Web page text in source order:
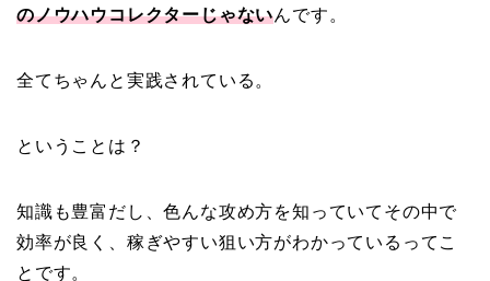
のノウハウコレクターじゃないんです。
全てちゃんと実践されている。
ということは？
知識も豊富だし、色んな攻め方を知っていてその中で
効率が良く、稼ぎやすい狙い方がわかっているってこ
とです。